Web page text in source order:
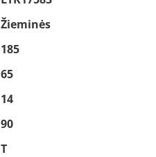
Žieminės
185
65
14
90
T